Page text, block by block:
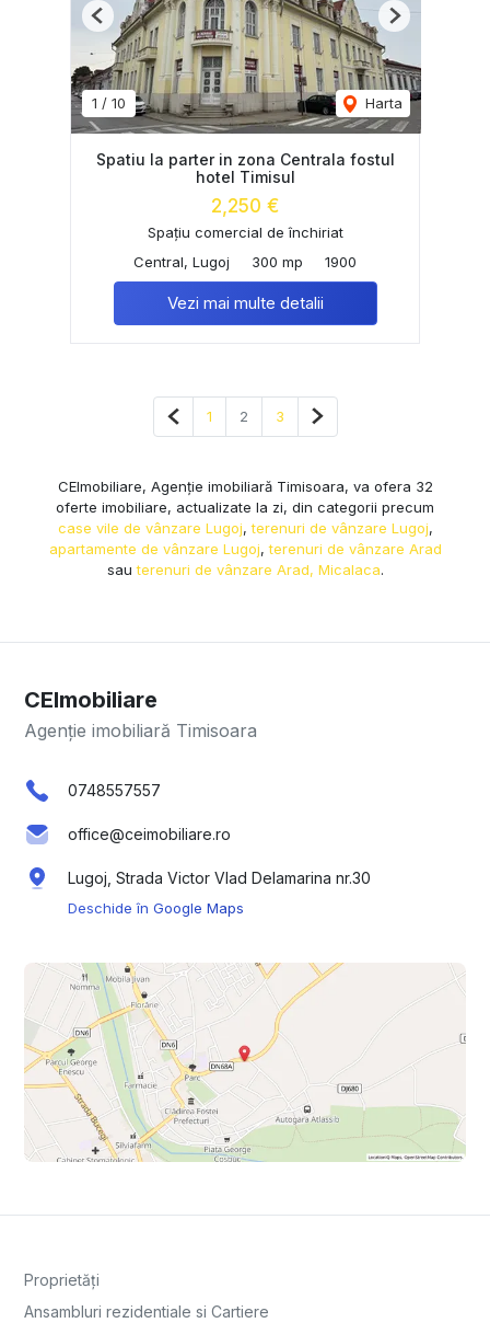
1 / 10 Harta
Previous Next
Spatiu la parter in zona Centrala fostul
hotel Timisul
2,250 €
Spațiu comercial de închiriat
Central, Lugoj
300 mp 1900
Vezi mai multe detalii
Pagina anterioară
1 2 3 Pagina următoare
CEImobiliare, Agenție imobiliară Timisoara, va ofera 32
oferte imobiliare, actualizate la zi, din categorii precum
case vile de vânzare Lugoj,terenuri de vânzare Lugoj,
apartamente de vânzare Lugoj,terenuri de vânzare Arad
sauterenuri de vânzare Arad, Micalaca.
CEImobiliare
Agenție imobiliară Timisoara
0748557557
office@ceimobiliare.ro
Lugoj, Strada Victor Vlad Delamarina nr.30
Deschide în Google Maps
Proprietăți
Ansambluri rezidentiale si Cartiere